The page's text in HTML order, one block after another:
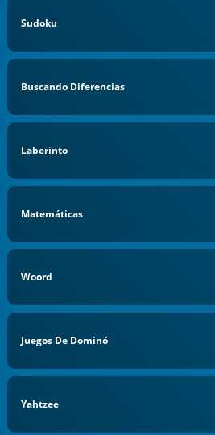
Sudoku
Buscando Diferencias
Laberinto
Matemáticas
Woord
Juegos De Dominó
Yahtzee